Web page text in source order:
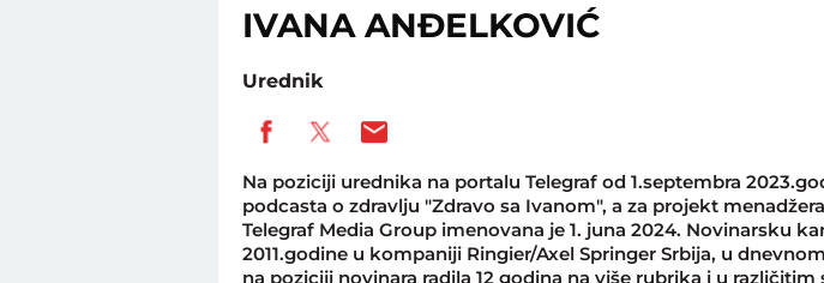
IVANA ANĐELKOVIĆ
Urednik
Na poziciji urednika na portalu Telegraf od 1.septembra
podcasta o zdravlju "Zdravo sa Ivanom", a za projekt
Telegraf Media Group imenovana je 1. juna 2024. Novinarsku
2011.godine u kompaniji Ringier/Axel Springer Srbija, u
na poziciji novinara radila 12 godina na više rubrika i u različitim